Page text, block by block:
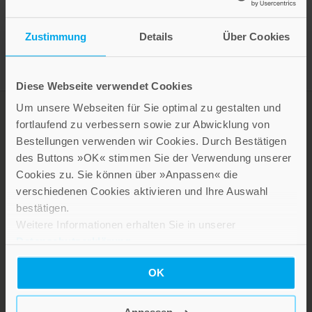
Zustimmung Details Über Cookies
Diese Webseite verwendet Cookies
Um unsere Webseiten für Sie optimal zu gestalten und
fortlaufend zu verbessern sowie zur Abwicklung von
Bestellungen verwenden wir Cookies. Durch Bestätigen
des Buttons »OK« stimmen Sie der Verwendung unserer
Cookies zu. Sie können über »Anpassen« die
verschiedenen Cookies aktivieren und Ihre Auswahl
bestätigen.
Weitere Informationen erhalten Sie in unserer
OK
NEWSLETTER